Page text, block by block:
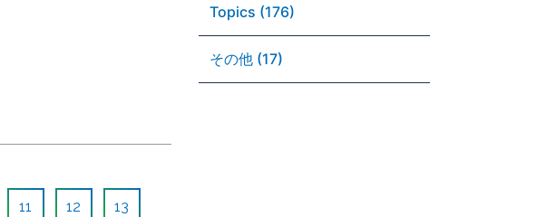
11 12 13
Topics (176)
その他 (17)